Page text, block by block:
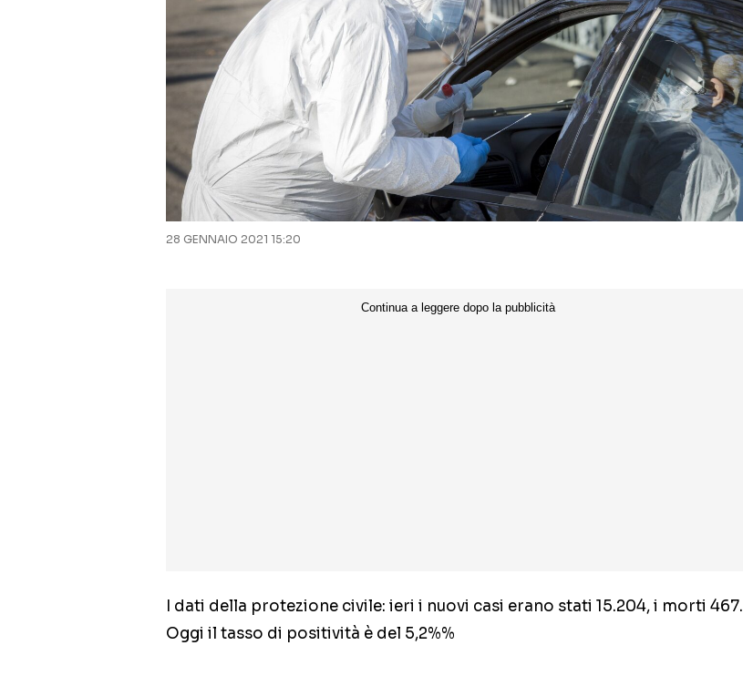
28 GENNAIO 2021 15:20
I dati della protezione civile: ieri i nuovi casi erano stati 15.204, i morti 467.
Oggi il tasso di positività è del 5,2%%